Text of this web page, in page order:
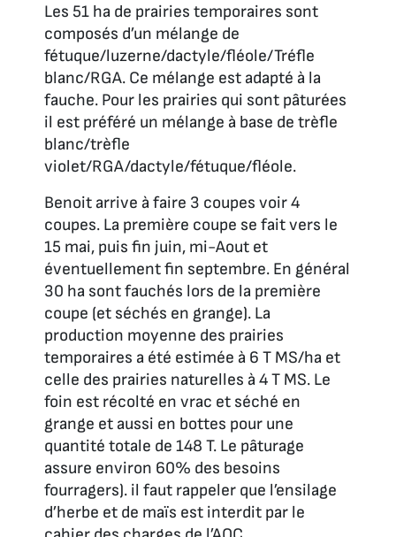
Les 51 ha de prairies temporaires sont
composés d’un mélange de
fétuque/luzerne/dactyle/fléole/Tréfle
blanc/RGA. Ce mélange est adapté à la
fauche. Pour les prairies qui sont pâturées
il est préféré un mélange à base de trèfle
blanc/trèfle
violet/RGA/dactyle/fétuque/fléole.
Benoit arrive à faire 3 coupes voir 4
coupes. La première coupe se fait vers le
15 mai, puis fin juin, mi-Aout et
éventuellement fin septembre. En général
30 ha sont fauchés lors de la première
coupe (et séchés en grange). La
production moyenne des prairies
temporaires a été estimée à 6 T MS/ha et
celle des prairies naturelles à 4 T MS. Le
foin est récolté en vrac et séché en
grange et aussi en bottes pour une
quantité totale de 148 T. Le pâturage
assure environ 60% des besoins
fourragers). il faut rappeler que l’ensilage
d’herbe et de maïs est interdit par le